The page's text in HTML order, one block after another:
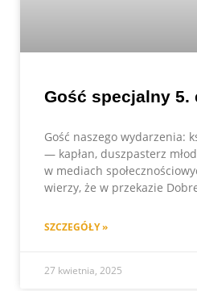
Gość specjalny 5.
Gość naszego wydarzenia:
— kapłan, duszpasterz
w mediach
wierzy, że w przekazie
SZCZEGÓŁY »
27 kwietnia, 2025